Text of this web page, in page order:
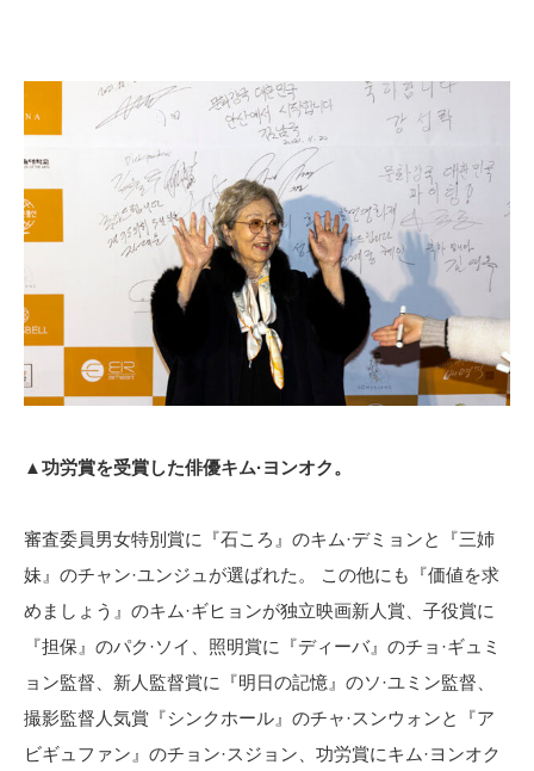
▲功労賞を受賞した俳優キム·ヨンオク。
審査委員男女特別賞に『石ころ』のキム·デミョンと『三姉
妹』のチャン·ユンジュが選ばれた。 この他にも『価値を求
めましょう』のキム·ギヒョンが独立映画新人賞、子役賞に
『担保』のパク·ソイ、照明賞に『ディーバ』のチョ·ギュミ
ョン監督、新人監督賞に『明日の記憶』のソ·ユミン監督、
撮影監督人気賞『シンクホール』のチャ·スンウォンと『ア
ビギュファン』のチョン·スジョン、功労賞にキム·ヨンオク